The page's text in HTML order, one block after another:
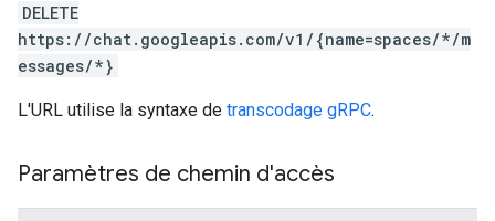
DELETE
https://chat.googleapis.com/v1/{name=spaces/*/m
essages/*}
L'URL utilise la syntaxe de transcodage gRPC.
Paramètres de chemin d'accès